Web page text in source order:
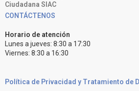
Ciudadana SIAC
CONTÁCTENOS
Horario de atención
Lunes a jueves: 8:30 a 17:30
Viernes: 8:30 a 16:30
Política de Privacidad y Tratamiento de